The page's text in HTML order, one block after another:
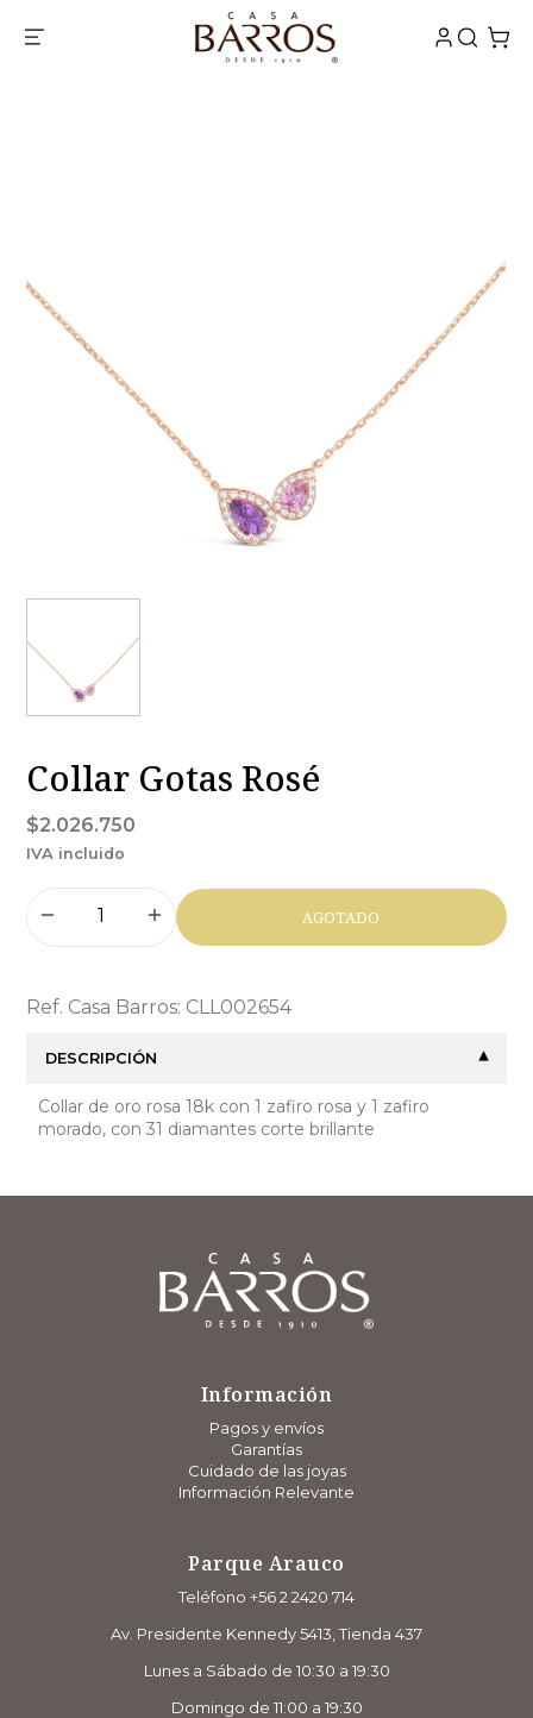
Collar Gotas Rosé
$2.026.750
IVA incluido
AGOTADO
Ref. Casa Barros: CLL002654
DESCRIPCIÓN
Collar de oro rosa 18k con 1 zafiro rosa y 1 zafiro
morado, con 31 diamantes corte brillante
Información
Pagos y envíos
Garantías
Cuidado de las joyas
Información Relevante
Parque Arauco
Teléfono +56 2 2420 714
Av. Presidente Kennedy 5413, Tienda 437
Lunes a Sábado de 10:30 a 19:30
Domingo de 11:00 a 19:30